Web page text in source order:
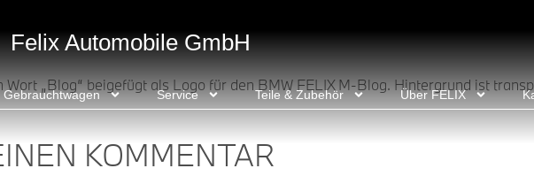
Felix Automobile GmbH
Gebrauchtwagen Service Teile & Zubehör Über FELIX
„Blog“ beigefügt als Logo für den BMW FELIX M-Blog. Hintergrund ist
KOMMENTAR